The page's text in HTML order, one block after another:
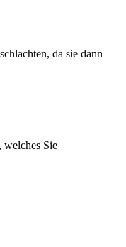
da sie dann
welches Sie